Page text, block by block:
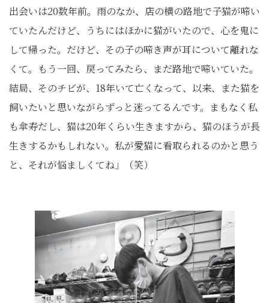
出会いは20数年前。雨のなか、店の横の路地で子猫が啼い
ていたんだけど、うちにはほかに猫がいたので、心を鬼に
して帰った。だけど、その子の啼き声が耳について離れな
くて。もう一回、戻ってみたら、まだ路地で啼いていた。
結局、そのチビが、18年いて亡くなって、以来、また猫を
飼いたいと思いながらずっと迷ってるんです。まもなく私
も傘寿だし、猫は20年くらい生きますから、猫のほうが長
生きするかもしれない。私が愛猫に看取られるのかと思う
と、それが悩ましくてね」（笑）